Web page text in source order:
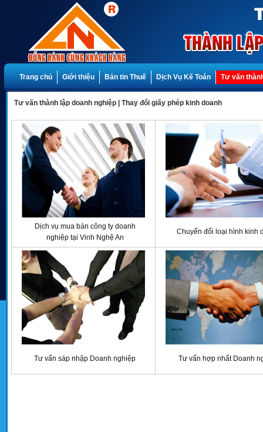
Trang chủ Giới thiệu Bản tin Thuế Dịch Vụ Kế Toán Tư vấn
Tư vấn thành lập doanh nghiệp Thay đổi giấy phép kinh doanh
Dịch vụ mua bán công ty doanh
nghiệp tại Vinh Nghệ An
Chuyển đổi loại hình kinh
Tư vấn sáp nhập Doanh nghiệp Tư vấn hợp nhất Doanh